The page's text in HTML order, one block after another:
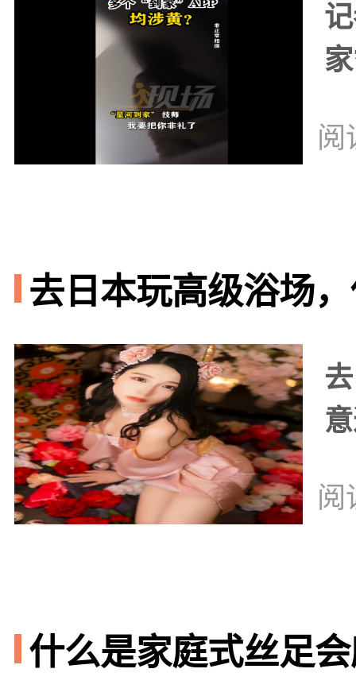
阅
去日本玩高级浴场
阅
什么是家庭式丝足